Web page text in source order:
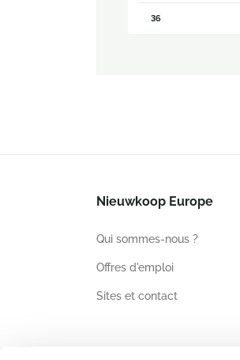
36
Nieuwkoop Europe
Qui sommes-nous ?
Offres d'emploi
Sites et contact